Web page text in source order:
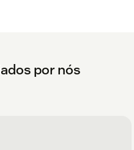
por nós